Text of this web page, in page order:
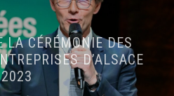
LA CÉRÉMONIE DES
D’ALSACE
2023